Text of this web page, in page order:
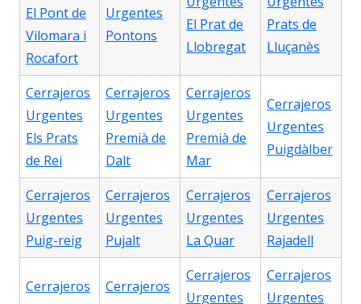
El Pont de
Vilomara i
Rocafort
Urgentes
Pontons
El Prat de
Llobregat
Prats de
Lluçanès
Cerrajeros
Urgentes
Els Prats
de Rei
Cerrajeros
Urgentes
Premià de
Dalt
Cerrajeros
Urgentes
Premià de
Mar
Cerrajeros
Urgentes
Puigdàlber
Cerrajeros
Urgentes
Puig-reig
Cerrajeros
Urgentes
Pujalt
Cerrajeros
Urgentes
La Quar
Cerrajeros
Urgentes
Rajadell
Cerrajeros
Cerrajeros
Cerrajeros
Urgentes
Cerrajeros
Urgentes